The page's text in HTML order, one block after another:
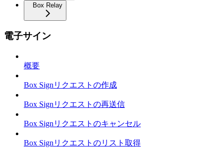
Box Relay
電子サイン
概要
Box Signリクエストの作成
Box Signリクエストの再送信
Box Signリクエストのキャンセル
Box Signリクエストのリスト取得